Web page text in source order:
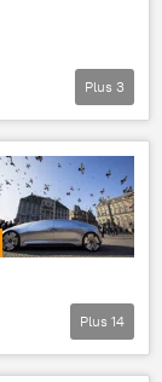
Plus 3
Plus 14